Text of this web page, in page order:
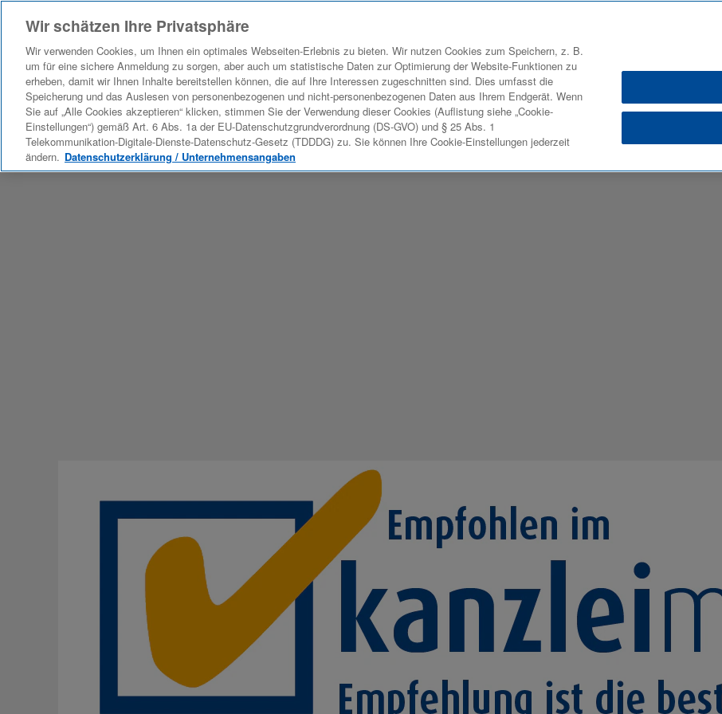
Wir schätzen Ihre Privatsphäre
Wir verwenden Cookies, um Ihnen ein optimales Webseiten-Erlebnis zu bieten. Wir nutzen Cookies zum Speichern, z. B.
um für eine sichere Anmeldung zu sorgen, aber auch um statistische Daten zur Optimierung der Website-Funktionen zu
erheben, damit wir Ihnen Inhalte bereitstellen können, die auf Ihre Interessen zugeschnitten sind. Dies umfasst die
Speicherung und das Auslesen von personenbezogenen und nicht-personenbezogenen Daten aus Ihrem Endgerät. Wenn
Sie auf „Alle Cookies akzeptieren“ klicken, stimmen Sie der Verwendung dieser Cookies (Auflistung siehe „Cookie-
Einstellungen“) gemäß Art. 6 Abs. 1a der EU-Datenschutzgrundverordnung (DS-GVO) und § 25 Abs. 1
Telekommunikation-Digitale-Dienste-Datenschutz-Gesetz (TDDDG) zu. Sie können Ihre Cookie-Einstellungen jederzeit
ändern. Datenschutzerklärung / Unternehmensangaben